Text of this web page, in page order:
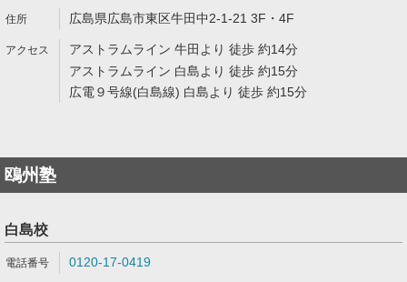
広島県広島市東区牛田中2-1-21 3F・4F
アストラムライン 牛田より 徒歩 約14分
アストラムライン 白島より 徒歩 約15分
広電９号線(白島線) 白島より 徒歩 約15分
鴎州塾
白島校
0120-17-0419